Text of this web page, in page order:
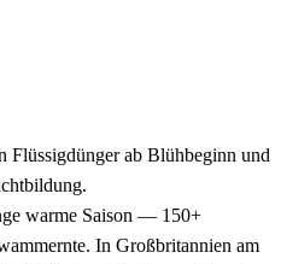
Flüssigdünger ab Blühbeginn und
warme Saison — 150+
In Großbritannien am